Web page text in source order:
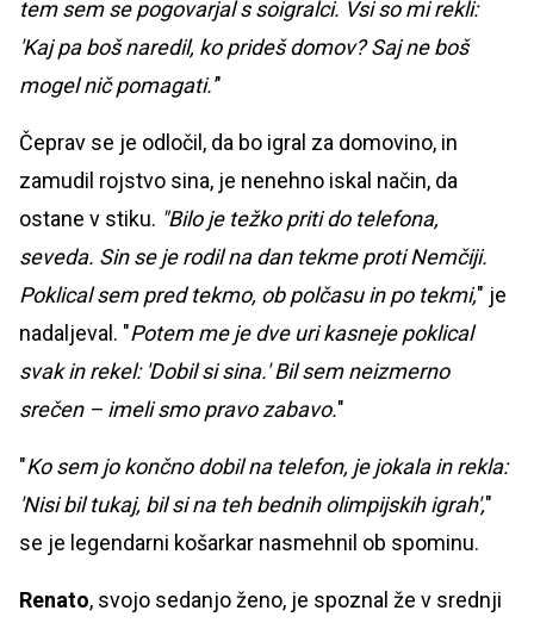
tem sem se pogovarjal s soigralci. Vsi so mi rekli:
'Kaj pa boš naredil, ko prideš domov? Saj ne boš
mogel nič pomagati.'"
Čeprav se je odločil, da bo igral za domovino, in
zamudil rojstvo sina, je nenehno iskal način, da
ostane v stiku. "Bilo je težko priti do telefona,
seveda. Sin se je rodil na dan tekme proti Nemčiji.
Poklical sem pred tekmo, ob polčasu in po tekmi," je
nadaljeval. "Potem me je dve uri kasneje poklical
svak in rekel: 'Dobil si sina.' Bil sem neizmerno
srečen – imeli smo pravo zabavo."
"Ko sem jo končno dobil na telefon, je jokala in rekla:
'Nisi bil tukaj, bil si na teh bednih olimpijskih igrah',"
se je legendarni košarkar nasmehnil ob spominu.
Renato, svojo sedanjo ženo, je spoznal že v srednji